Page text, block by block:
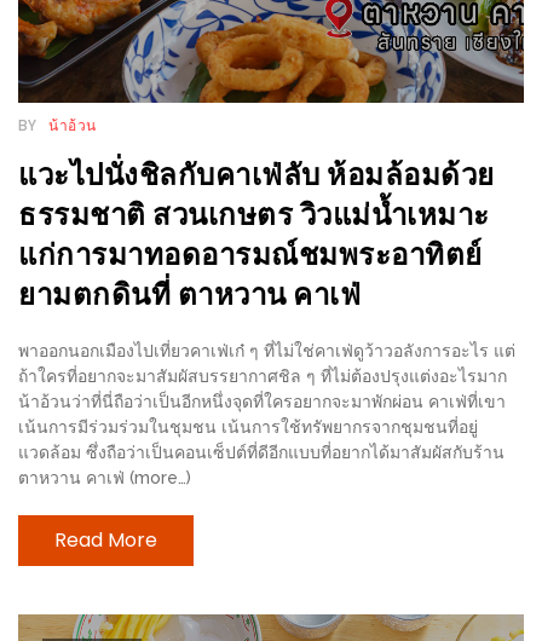
งาน
แฟร์
เรื่อง
ที่
ทุก
คน
ต้อง
มา
สินค้า
เรื่อง
บ้าน
คุ้ม
ครบ
จบ
ที่
HOMEPRO
BY น้าอ้วน
แวะไปนั่งชิลกับคาเฟ่ลับ ห้อมล้อมด้วย
ธรรมชาติ สวนเกษตร วิวแม่น้ำเหมาะ
แก่การมาทอดอารมณ์ชมพระอาทิตย์
ยามตกดินที่ ตาหวาน คาเฟ่
พาออกนอกเมืองไปเที่ยวคาเฟ่เก๋ ๆ ที่ไม่ใช่คาเฟ่ดูว้าวอลังการอะไร แต่
ถ้าใครที่อยากจะมาสัมผัสบรรยากาศชิล ๆ ที่ไม่ต้องปรุงแต่งอะไรมาก
น้าอ้วนว่าที่นี่ถือว่าเป็นอีกหนึ่งจุดที่ใครอยากจะมาพักผ่อน คาเฟ่ที่เขา
เน้นการมีร่วมร่วมในชุมชน เน้นการใช้ทรัพยากรจากชุมชนที่อยู่
แวดล้อม ซึ่งถือว่าเป็นคอนเซ็ปต์ที่ดีอีกแบบที่อยากได้มาสัมผัสกับร้าน
ตาหวาน คาเฟ่ (more…)
Read More